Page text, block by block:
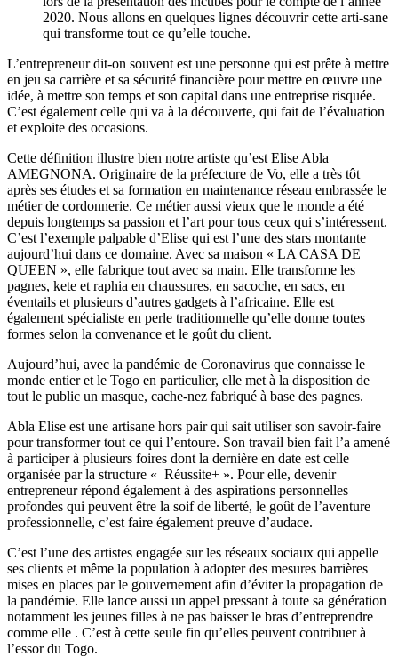
2020. Nous allons en quelques lignes découvrir cette arti-sane
qui transforme tout ce qu’elle touche.
L’entrepreneur dit-on souvent est une personne qui est prête à mettre
en jeu sa carrière et sa sécurité financière pour mettre en œuvre une
idée, à mettre son temps et son capital dans une entreprise risquée.
C’est également celle qui va à la découverte, qui fait de l’évaluation
et exploite des occasions.
Cette définition illustre bien notre artiste qu’est Elise Abla
AMEGNONA. Originaire de la préfecture de Vo, elle a très tôt
après ses études et sa formation en maintenance réseau embrassée le
métier de cordonnerie. Ce métier aussi vieux que le monde a été
depuis longtemps sa passion et l’art pour tous ceux qui s’intéressent.
C’est l’exemple palpable d’Elise qui est l’une des stars montante
aujourd’hui dans ce domaine. Avec sa maison « LA CASA DE
QUEEN », elle fabrique tout avec sa main. Elle transforme les
pagnes, kete et raphia en chaussures, en sacoche, en sacs, en
éventails et plusieurs d’autres gadgets à l’africaine. Elle est
également spécialiste en perle traditionnelle qu’elle donne toutes
formes selon la convenance et le goût du client.
Aujourd’hui, avec la pandémie de Coronavirus que connaisse le
monde entier et le Togo en particulier, elle met à la disposition de
tout le public un masque, cache-nez fabriqué à base des pagnes.
Abla Elise est une artisane hors pair qui sait utiliser son savoir-faire
pour transformer tout ce qui l’entoure. Son travail bien fait l’a amené
à participer à plusieurs foires dont la dernière en date est celle
organisée par la structure « Réussite+ ». Pour elle, devenir
entrepreneur répond également à des aspirations personnelles
profondes qui peuvent être la soif de liberté, le goût de l’aventure
professionnelle, c’est faire également preuve d’audace.
C’est l’une des artistes engagée sur les réseaux sociaux qui appelle
ses clients et même la population à adopter des mesures barrières
mises en places par le gouvernement afin d’éviter la propagation de
la pandémie. Elle lance aussi un appel pressant à toute sa génération
notamment les jeunes filles à ne pas baisser le bras d’entreprendre
comme elle . C’est à cette seule fin qu’elles peuvent contribuer à
l’essor du Togo.